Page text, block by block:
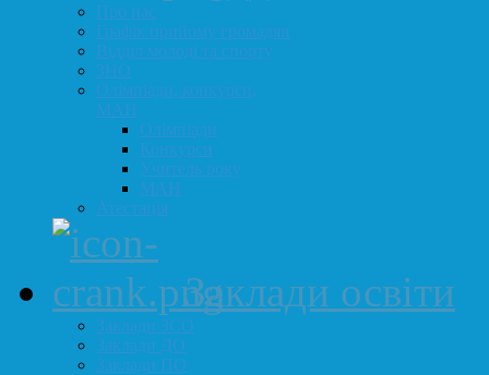
Про нас
Графік прийому громадян
Відділ молоді та спорту
ЗНО
Олімпіади, конкурси,
МАН
Олімпіади
Конкурси
Учитель року
МАН
Атестація
Заклади освіти
Заклади ЗСО
Заклади ДО
Заклади ПО